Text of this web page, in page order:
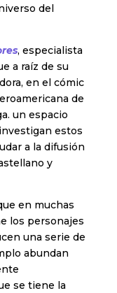
del
, especialista
a raíz de su
en el cómic
de
un espacio
estos
a la difusión
y
en muchas
los personajes
una serie de
abundan
se tiene la